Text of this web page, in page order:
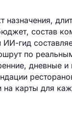
назначения,
состав
ИИ-гид
по
дневные и
на карты для